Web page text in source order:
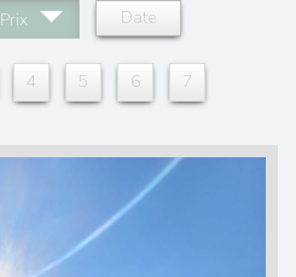
Prix Date
4 5 6 7